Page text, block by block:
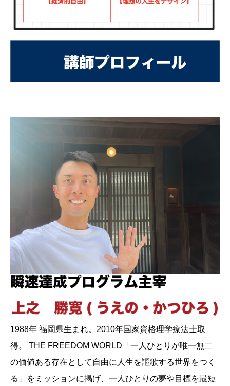
1988年 福岡県生まれ。2010年国家資格理学療法士取
得。 THE FREEDOM WORLD「一人ひとりが唯一無二
の価値ある存在として自由に人生を謳歌する世界をつく
る」をミッションに掲げ、一人ひとりの夢や目標を最短